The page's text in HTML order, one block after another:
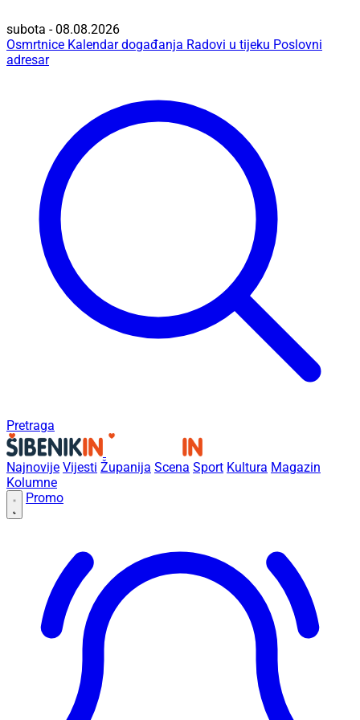
subota - 08.08.2026
Osmrtnice Kalendar događanja Radovi u tijeku Poslovni
adresar
Pretraga
Najnovije Vijesti Županija Scena Sport Kultura Magazin
Kolumne
Promo